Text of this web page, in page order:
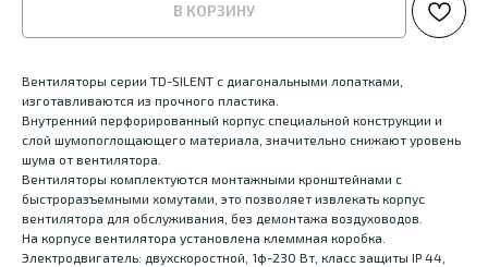
В КОРЗИНУ
Вентиляторы серии TD-SILENT с диагональными лопатками,
изготавливаются из прочного пластика.
Внутренний перфорированный корпус специальной конструкции и
слой шумопоглощающего материала, значительно снижают уровень
шума от вентилятора.
Вентиляторы комплектуются монтажными кронштейнами с
быстроразъемными хомутами, это позволяет извлекать корпус
вентилятора для обслуживания, без демонтажа воздуховодов.
На корпусе вентилятора установлена клеммная коробка.
Электродвигатель: двухскоростной, 1ф-230 Вт, класс защиты IP 44,